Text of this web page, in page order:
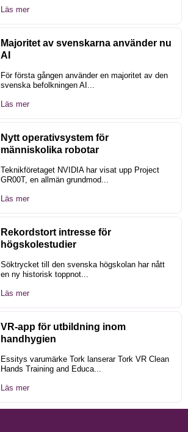
Läs mer
Majoritet av svenskarna använder nu
AI
För första gången använder en majoritet av den
svenska befolkningen AI...
Läs mer
Nytt operativsystem för
människolika robotar
Teknikföretaget NVIDIA har visat upp Project
GR00T, en allmän grundmod...
Läs mer
Rekordstort intresse för
högskolestudier
Söktrycket till den svenska högskolan har nått
en ny historisk toppnot...
Läs mer
VR-app för utbildning inom
handhygien
Essitys varumärke Tork lanserar Tork VR Clean
Hands Training and Educa...
Läs mer